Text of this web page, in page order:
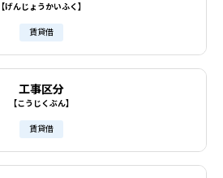
【げんじょうかいふく】
賃貸借
工事区分
【こうじくぶん】
賃貸借